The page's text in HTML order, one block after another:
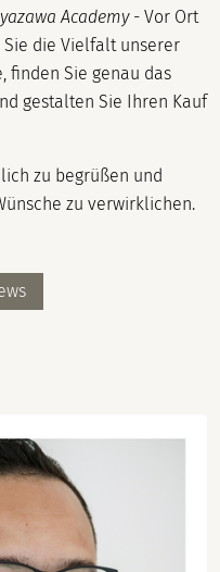
Academy- Vor Ort
die Vielfalt unserer
finden Sie genau das
gestalten Sie Ihren Kauf
zu begrüßen und
zu verwirklichen.